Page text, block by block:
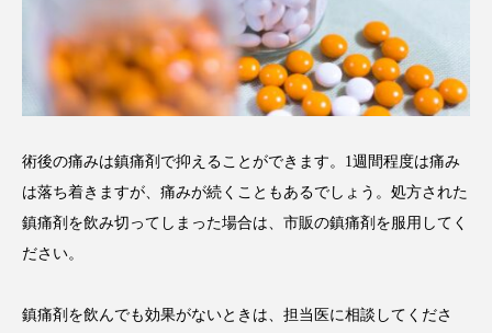
術後の痛みは鎮痛剤で抑えることができます。1週間程度は痛み
は落ち着きますが、痛みが続くこともあるでしょう。処方された
鎮痛剤を飲み切ってしまった場合は、市販の鎮痛剤を服用してく
ださい。
鎮痛剤を飲んでも効果がないときは、担当医に相談してくださ